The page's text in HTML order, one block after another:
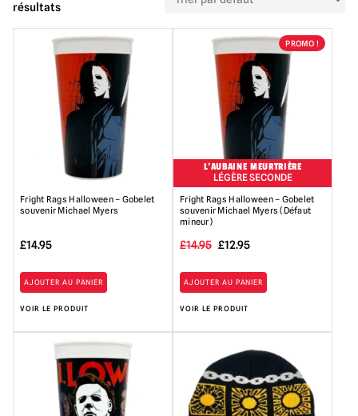
résultats
Fright Rags Halloween – Gobelet
souvenir Michael Myers
£14.95
AJOUTER AU PANIER
VOIR LE PRODUIT
PROMO !
L'AUBAINE MEURTRIÈRE
LÉGÈRE SECONDE
Fright Rags Halloween – Gobelet
souvenir Michael Myers (Défaut
mineur)
£14.95 Le
initial
était
:
14,95
£.
£12.95Le
actuel
:
12,95
£.
AJOUTER AU PANIER
VOIR LE PRODUIT